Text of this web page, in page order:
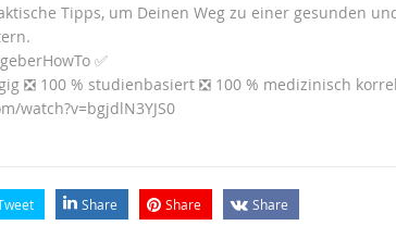
Tipps, um Deinen Weg zu einer gesunden
✅
❎ 100 % studienbasiert ❎ 100 % medizinisch
watch?v=bgjdlN3YJS0
Share Share Share